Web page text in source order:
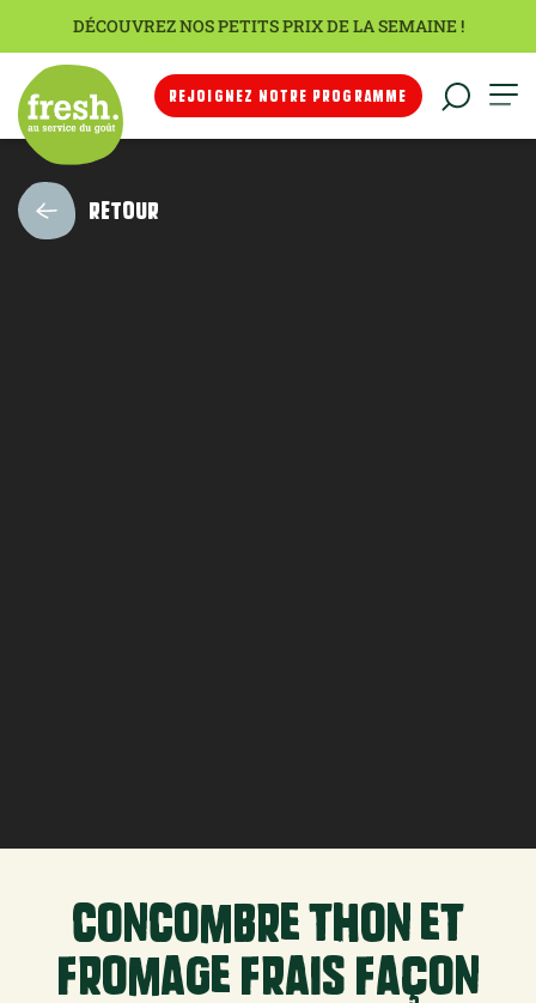
DÉCOUVREZ NOS PETITS PRIX DE LA SEMAINE !
REJOIGNEZ NOTRE PROGRAMME
RETOUR
concombre thon et
fromage frais façon